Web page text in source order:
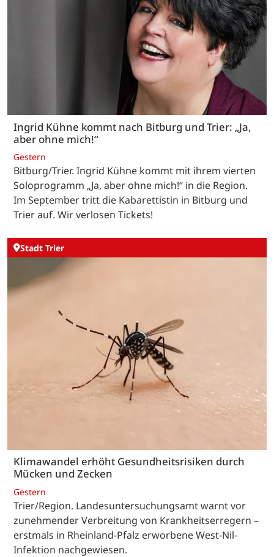
Ingrid Kühne kommt nach Bitburg und Trier: „Ja,
aber ohne mich!“
Gestern
Bitburg/Trier. Ingrid Kühne kommt mit ihrem vierten
Soloprogramm „Ja, aber ohne mich!“ in die Region.
Im September tritt die Kabarettistin in Bitburg und
Trier auf. Wir verlosen Tickets!
Stadt Trier
Klimawandel erhöht Gesundheitsrisiken durch
Mücken und Zecken
Gestern
Trier/Region. Landesuntersuchungsamt warnt vor
zunehmender Verbreitung von Krankheitserregern –
erstmals in Rheinland-Pfalz erworbene West-Nil-
Infektion nachgewiesen.